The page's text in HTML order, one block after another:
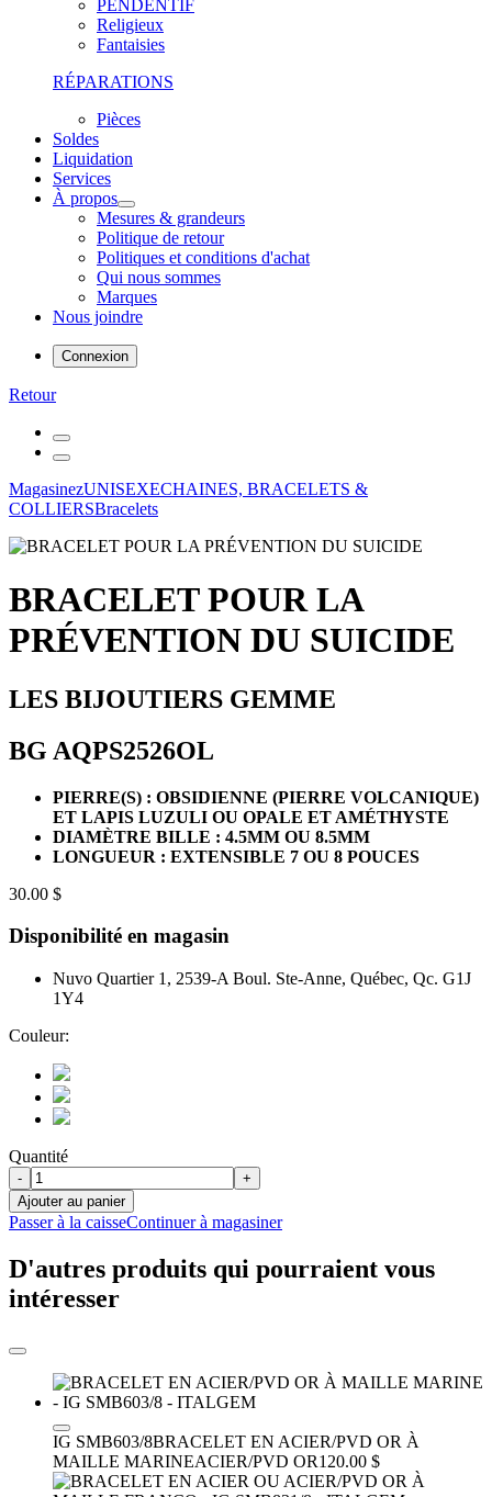
PENDENTIF
Religieux
Fantaisies
RÉPARATIONS
Pièces
Soldes
Liquidation
Services
À propos
Mesures & grandeurs
Politique de retour
Politiques et conditions d'achat
Qui nous sommes
Marques
Nous joindre
Connexion
Retour
MagasinezUNISEXECHAINES, BRACELETS &
COLLIERSBracelets
BRACELET POUR LA
PRÉVENTION DU SUICIDE
LES BIJOUTIERS GEMME
BG AQPS2526OL
PIERRE(S) : OBSIDIENNE (PIERRE VOLCANIQUE)
ET LAPIS LUZULI OU OPALE ET AMÉTHYSTE
DIAMÈTRE BILLE : 4.5MM OU 8.5MM
LONGUEUR : EXTENSIBLE 7 OU 8 POUCES
30.00 $
Disponibilité en magasin
Nuvo Quartier 1, 2539-A Boul. Ste-Anne, Québec, Qc. G1J
1Y4
Couleur:
Quantité
-
+
Ajouter au panier
Passer à la caisseContinuer à magasiner
D'autres produits qui pourraient vous
intéresser
IG SMB603/8BRACELET EN ACIER/PVD OR À
MAILLE MARINEACIER/PVD OR120.00 $